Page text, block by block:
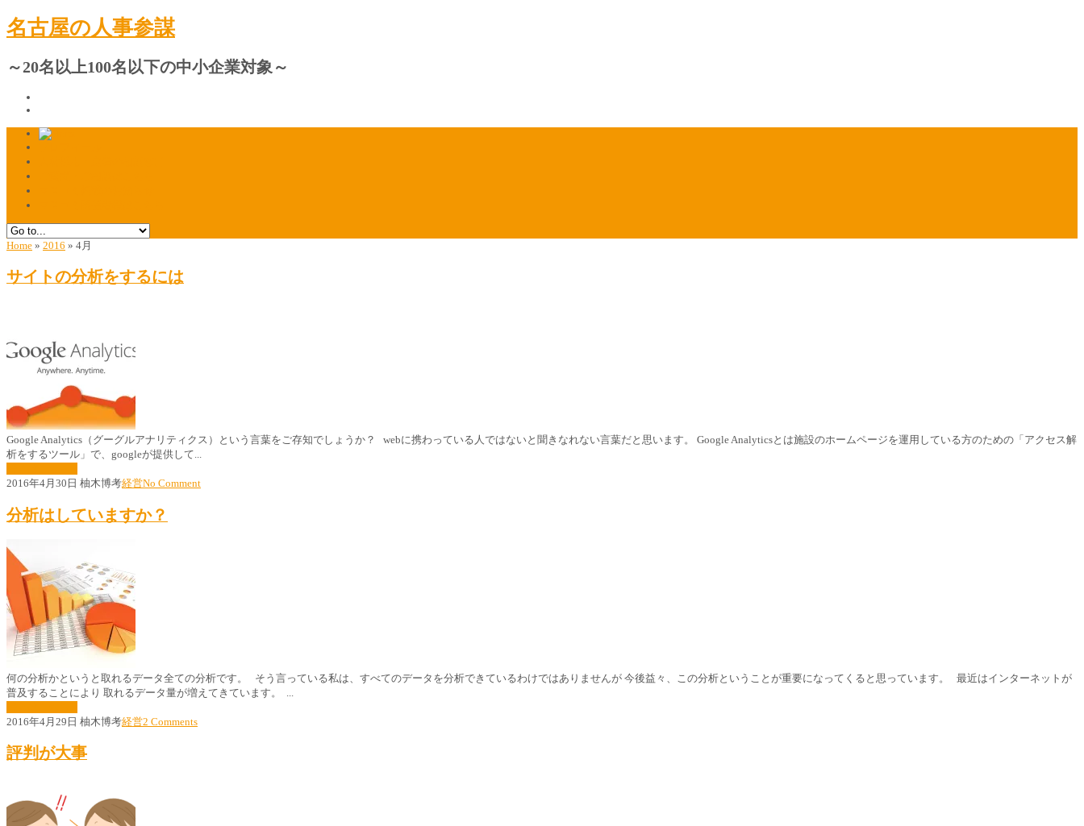
名古屋の人事参謀
～20名以上100名以下の中小企業対象～
Home » 2016 » 4月
サイトの分析をするには
Google Analytics（グーグルアナリティクス）という言葉をご存知でしょうか？ webに携わっている人ではないと聞きなれない言葉だと思います。 Google Analyticsとは施設のホームページを運用している方のための「アクセス解
析をするツール」で、googleが提供して...
2016年4月30日 柚木博考経営No Comment
分析はしていますか？
何の分析かというと取れるデータ全ての分析です。 そう言っている私は、すべてのデータを分析できているわけではありませんが 今後益々、この分析ということが重要になってくると思っています。 最近はインターネットが
普及することにより 取れるデータ量が増えてきています。 ...
2016年4月29日 柚木博考経営2 Comments
評判が大事